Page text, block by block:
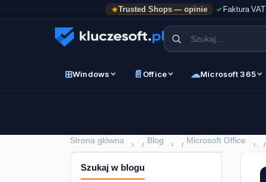
Trusted Shops — opinie Faktura
⊞Windows 📄 Office ☁Microsoft 365
Strona główna › Blog › Microsoft Office ›
Szukaj w blogu